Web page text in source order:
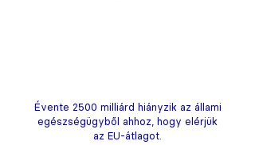
Évente 2500 milliárd hiányzik az állami
egészségügyből ahhoz, hogy elérjük
az EU-átlagot.